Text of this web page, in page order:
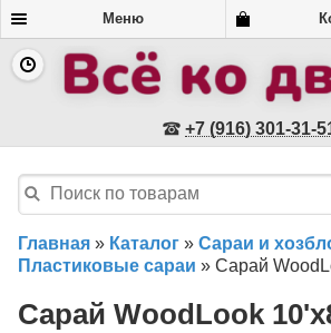
Меню
+7 (916) 301-31-
Главная » Каталог » Сараи и
Пластиковые сараи » Сарай
Сарай WoodLook